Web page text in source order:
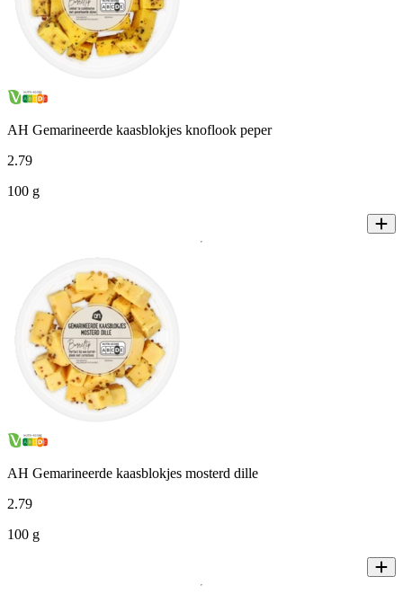
AH Gemarineerde kaasblokjes knoflook peper
2.79
100 g
AH Gemarineerde kaasblokjes mosterd dille
2.79
100 g